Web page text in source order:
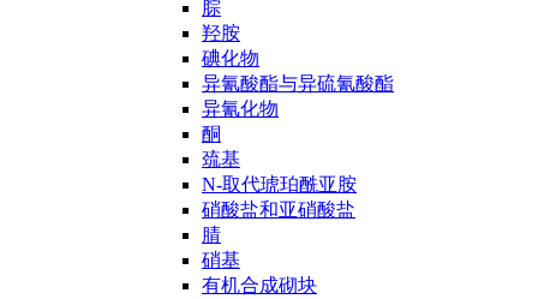
腙
羟胺
碘化物
异氰酸酯与异硫氰酸酯
异氰化物
酮
巯基
N-取代琥珀酰亚胺
硝酸盐和亚硝酸盐
腈
硝基
有机合成砌块